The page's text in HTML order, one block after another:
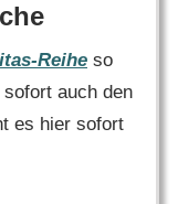
Reihe so
auch den
es hier sofort